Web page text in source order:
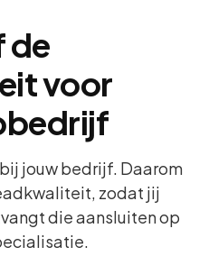
de
voor
jouw bedrijf. Daarom
zodat jij
die aansluiten op